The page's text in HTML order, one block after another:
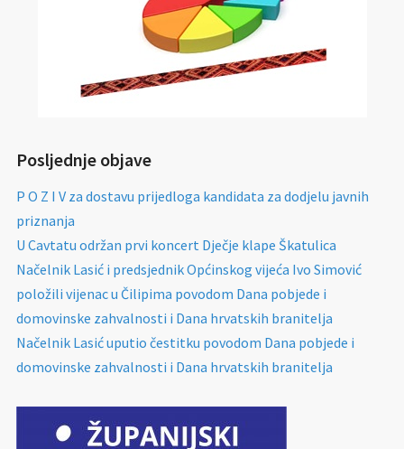
Posljednje objave
P O Z I V za dostavu prijedloga kandidata za dodjelu javnih
priznanja
U Cavtatu održan prvi koncert Dječje klape Škatulica
Načelnik Lasić i predsjednik Općinskog vijeća Ivo Simović
položili vijenac u Čilipima povodom Dana pobjede i
domovinske zahvalnosti i Dana hrvatskih branitelja
Načelnik Lasić uputio čestitku povodom Dana pobjede i
domovinske zahvalnosti i Dana hrvatskih branitelja